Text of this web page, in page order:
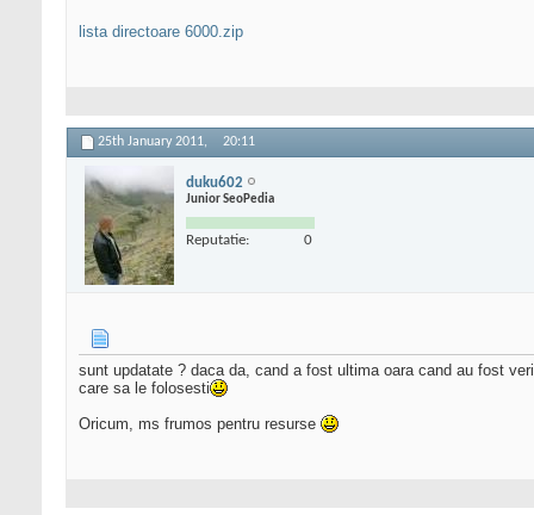
lista directoare 6000.zip
25th January 2011, 20:11
duku602
Junior SeoPedia
Reputatie: 0
sunt updatate ? daca da, cand a fost ultima oara cand au fost
care sa le folosesti
Oricum, ms frumos pentru resurse